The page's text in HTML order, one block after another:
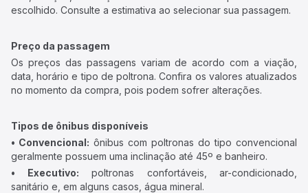
escolhido. Consulte a estimativa ao selecionar sua passagem.
Preço da passagem
Os preços das passagens variam de acordo com a viação,
data, horário e tipo de poltrona. Confira os valores atualizados
no momento da compra, pois podem sofrer alterações.
Tipos de ônibus disponíveis
• Convencional: ônibus com poltronas do tipo convencional
geralmente possuem uma inclinação até 45º e banheiro.
• Executivo: poltronas confortáveis, ar-condicionado,
sanitário e, em alguns casos, água mineral.